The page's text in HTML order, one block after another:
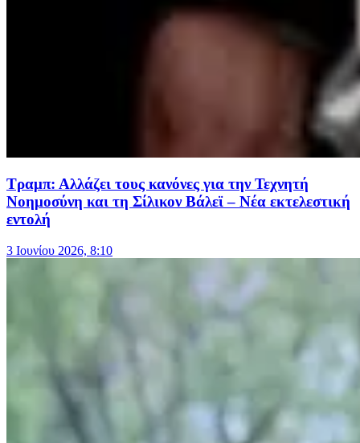
Τραμπ: Αλλάζει τους κανόνες για την Τεχνητή
Νοημοσύνη και τη Σίλικον Βάλεϊ – Νέα εκτελεστική
εντολή
3 Ιουνίου 2026, 8:10